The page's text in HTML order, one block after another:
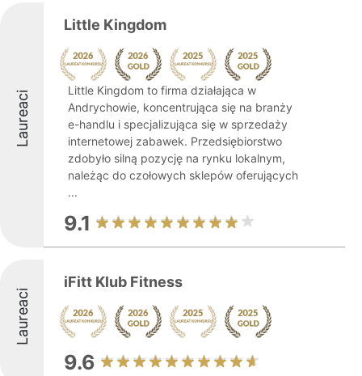
Laureaci
Little Kingdom
Little Kingdom to firma działająca w
Andrychowie, koncentrująca się na branży
e-handlu i specjalizująca się w sprzedaży
internetowej zabawek. Przedsiębiorstwo
zdobyło silną pozycję na rynku lokalnym,
należąc do czołowych sklepów oferujących
...
9.1
Laureaci
iFitt Klub Fitness
9.6